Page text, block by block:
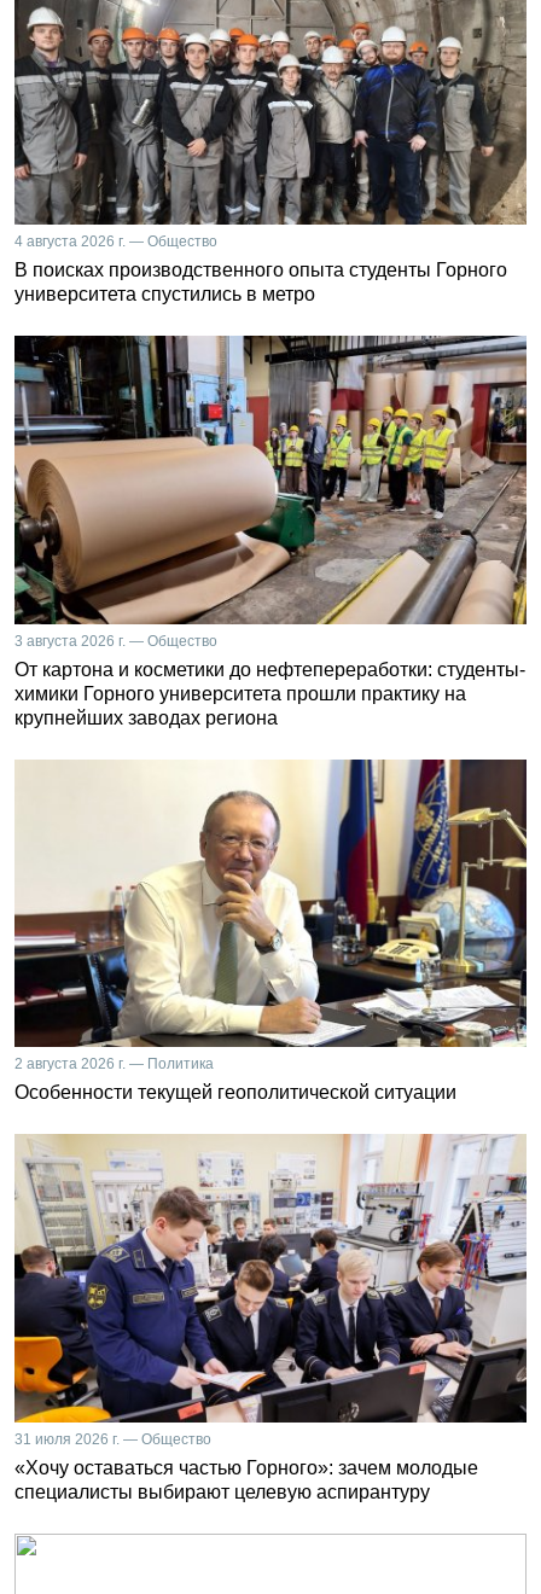
4 августа 2026 г. — Общество
В поисках производственного опыта студенты Горного
университета спустились в метро
3 августа 2026 г. — Общество
От картона и косметики до нефтепереработки: студенты-
химики Горного университета прошли практику на
крупнейших заводах региона
2 августа 2026 г. — Политика
Особенности текущей геополитической ситуации
31 июля 2026 г. — Общество
«Хочу оставаться частью Горного»: зачем молодые
специалисты выбирают целевую аспирантуру